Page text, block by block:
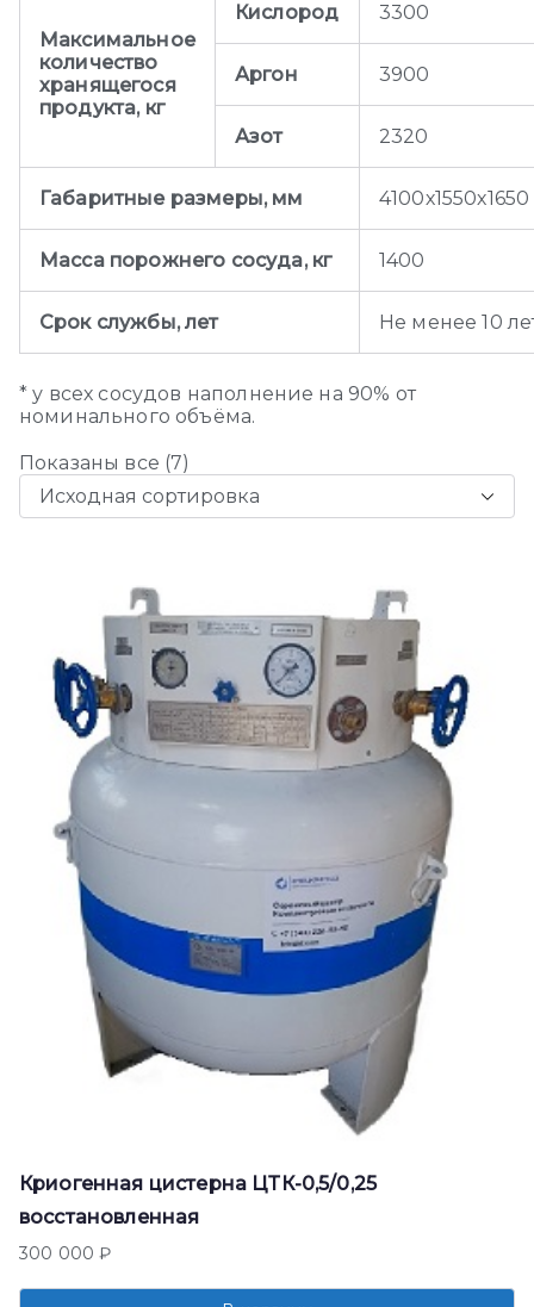
Максимальное
количество
хранящегося
продукта, кг
Кислород 3300
Аргон 3900
Азот 2320
Габаритные размеры, мм 4100х1550х1650
Масса порожнего сосуда, кг 1400
Срок службы, лет Не менее 10
* у всех сосудов наполнение на 90% от
номинального объёма.
Показаны все (7)
Криогенная цистерна ЦТК-0,5/0,25
восстановленная
300 000₽